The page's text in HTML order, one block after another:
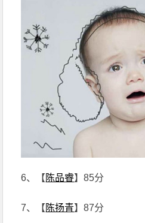
6、【 陈品睿】85分
7、【 陈扬青】87分